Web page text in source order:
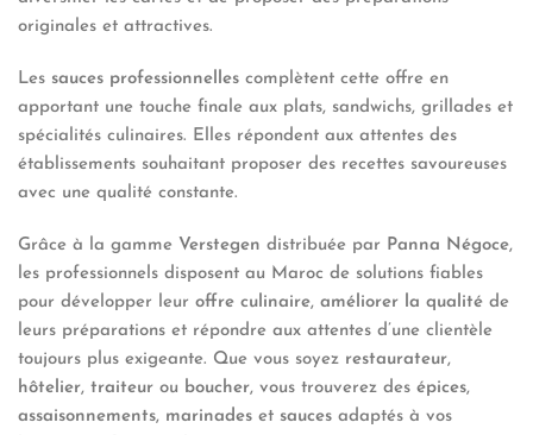
originales et attractives.
Les sauces professionnelles complètent cette offre en
apportant une touche finale aux plats, sandwichs, grillades et
spécialités culinaires. Elles répondent aux attentes des
établissements souhaitant proposer des recettes savoureuses
avec une qualité constante.
Grâce à la gamme Verstegen distribuée par Panna Négoce,
les professionnels disposent au Maroc de solutions fiables
pour développer leur offre culinaire, améliorer la qualité de
leurs préparations et répondre aux attentes d’une clientèle
toujours plus exigeante. Que vous soyez restaurateur,
hôtelier, traiteur ou boucher, vous trouverez des épices,
assaisonnements, marinades et sauces adaptés à vos